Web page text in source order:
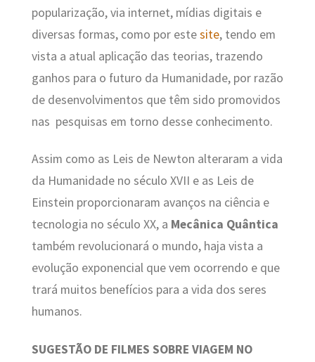
popularização, via internet, mídias digitais e
diversas formas, como por estesite, tendo em
vista a atual aplicação das teorias, trazendo
ganhos para o futuro da Humanidade, por razão
de desenvolvimentos que têm sido promovidos
nas pesquisas em torno desse conhecimento.
Assim como as Leis de Newton alteraram a vida
da Humanidade no século XVII e as Leis de
Einstein proporcionaram avanços na ciência e
tecnologia no século XX, a Mecânica Quântica
também revolucionará o mundo, haja vista a
evolução exponencial que vem ocorrendo e que
trará muitos benefícios para a vida dos seres
humanos.
SUGESTÃO DE FILMES SOBRE VIAGEM NO